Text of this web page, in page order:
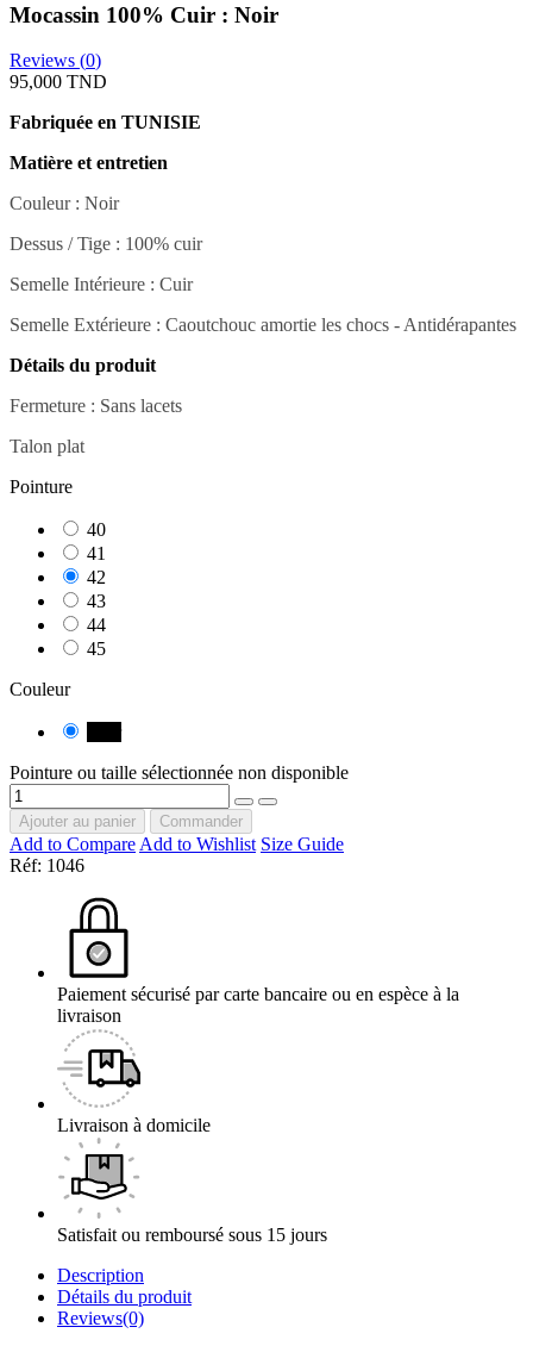
Mocassin 100% Cuir : Noir
Reviews (0)
95,000 TND
Fabriquée en TUNISIE
Matière et entretien
Couleur : Noir
Dessus / Tige : 100% cuir
Semelle Intérieure : Cuir
Semelle Extérieure : Caoutchouc amortie les chocs - Antidérapantes
Détails du produit
Fermeture : Sans lacets
Talon plat
Pointure
40
41
42
43
44
45
Couleur
Pointure ou taille sélectionnée non disponible
Ajouter au panier Commander
Add to CompareAdd to Wishlist Size Guide
Réf: 1046
Paiement sécurisé par carte bancaire ou en espèce à la
livraison
Livraison à domicile
Satisfait ou remboursé sous 15 jours
Description
Détails du produit
Reviews(0)